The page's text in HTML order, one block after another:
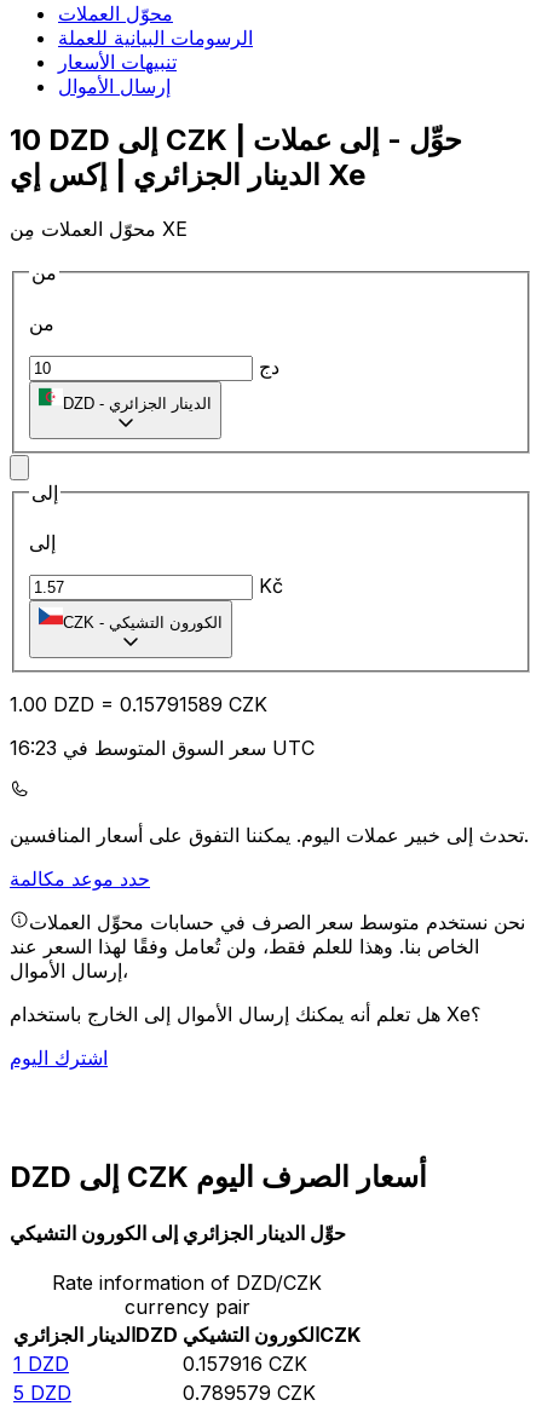
محوّل العملات
الرسومات البيانية للعملة
تنبيهات الأسعار
إرسال الأموال
10 DZD إلى CZK | حوِّل - إلى عملات
الدينار الجزائري | إكس إي Xe
محوّل العملات مِن XE
من
من
دج
DZD - الدينار الجزائري
إلى
إلى
Kč
CZK - الكورون التشيكي
1.00 DZD = 0.15791589 CZK
سعر السوق المتوسط في 16:23 UTC
تحدث إلى خبير عملات اليوم.يمكننا التفوق على أسعار المنافسين.
حدد موعد مكالمة
نحن نستخدم متوسط سعر الصرف في حسابات محوِّل العملات
الخاص بنا. وهذا للعلم فقط، ولن تُعامل وفقًا لهذا السعر عند
إرسال الأموال،
هل تعلم أنه يمكنك إرسال الأموال إلى الخارج باستخدام Xe؟
اشترك اليوم
DZD إلى CZK أسعار الصرف اليوم
حوِّل الدينار الجزائري إلى الكورون التشيكي
Rate information of DZD/CZK
currency pair
الدينار الجزائريDZD الكورون التشيكيCZK
1 DZD 0.157916 CZK
5 DZD 0.789579 CZK